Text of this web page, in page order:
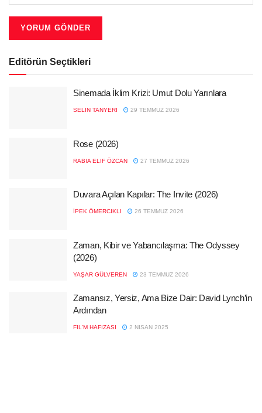
Editörün Seçtikleri
Sinemada İklim Krizi: Umut Dolu Yarınlara
SELIN TANYERI 29 TEMMUZ 2026
Rose (2026)
RABIA ELIF ÖZCAN 27 TEMMUZ 2026
Duvara Açılan Kapılar: The Invite (2026)
İPEK ÖMERCIKLI 26 TEMMUZ 2026
Zaman, Kibir ve Yabancılaşma: The Odyssey
(2026)
YAŞAR GÜLVEREN 23 TEMMUZ 2026
Zamansız, Yersiz, Ama Bize Dair: David Lynch’in
Ardından
FIL'M HAFIZASI 2 NISAN 2025